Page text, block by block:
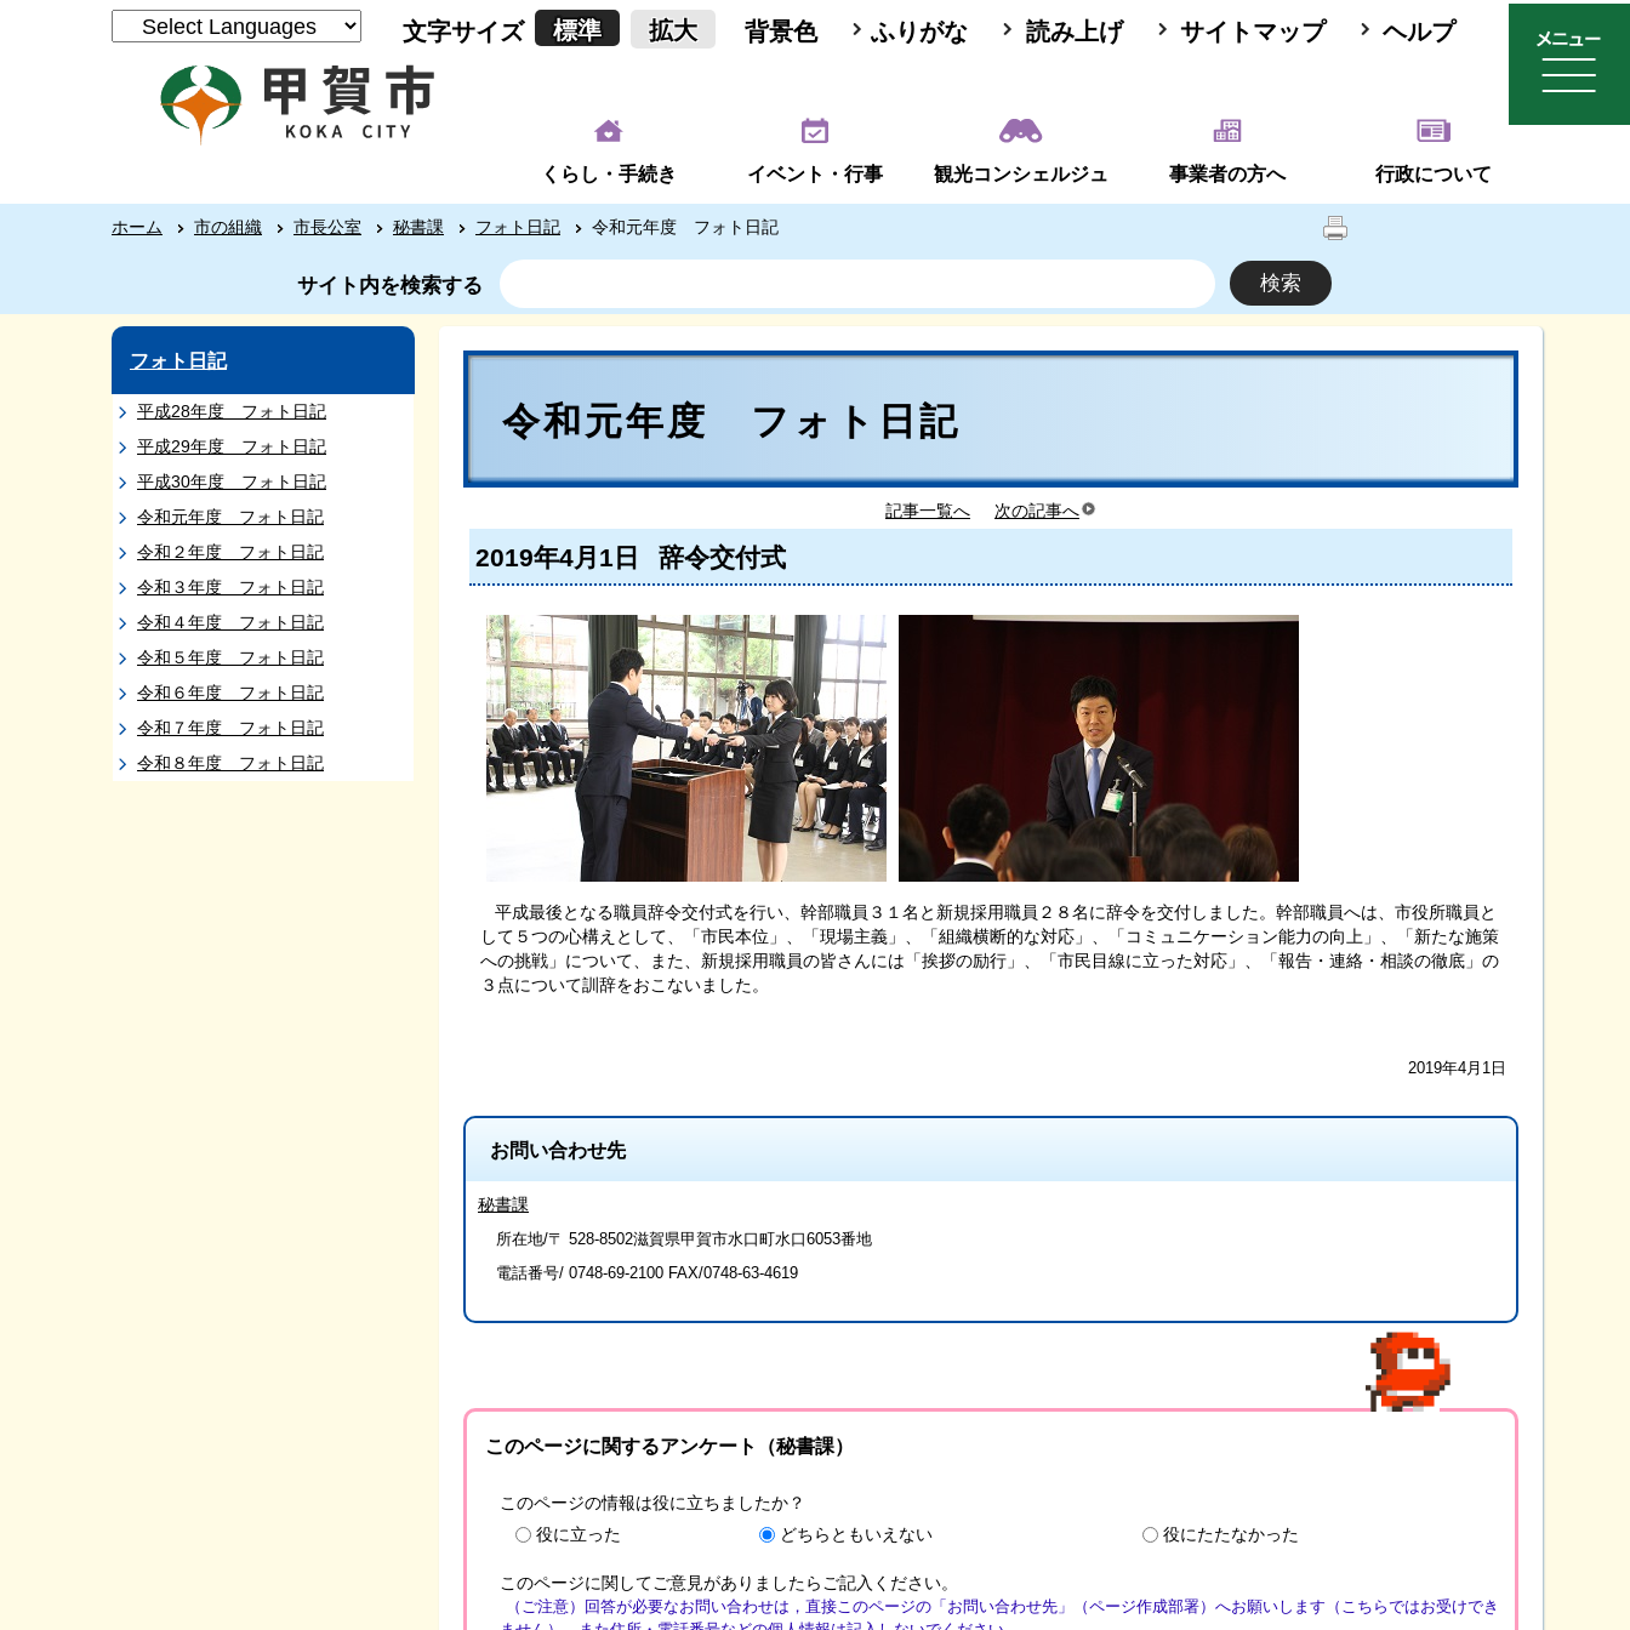
文字サイズ 標準 拡大 背景色 ふりがな 読み上げ サイトマップ ヘルプ
くらし・手続き イベント・行事 観光コンシェルジュ 事業者の方へ 行政について
ホーム 市の組織 市長公室 秘書課 フォト日記 令和元年度 フォト日記
サイト内を検索する
フォト日記
平成28年度 フォト日記
平成29年度 フォト日記
平成30年度 フォト日記
令和元年度 フォト日記
令和２年度 フォト日記
令和３年度 フォト日記
令和４年度 フォト日記
令和５年度 フォト日記
令和６年度 フォト日記
令和７年度 フォト日記
令和８年度 フォト日記
令和元年度 フォト日記
記事一覧へ 次の記事へ
2019年4月1日 辞令交付式
平成最後となる職員辞令交付式を行い、幹部職員３１名と新規採用職員２８名に辞令を交付しました。幹部職員へは、市役所職員と
して５つの心構えとして、「市民本位」、「現場主義」、「組織横断的な対応」、「コミュニケーション能力の向上」、「新たな施策
への挑戦」について、また、新規採用職員の皆さんには「挨拶の励行」、「市民目線に立った対応」、「報告・連絡・相談の徹底」の
３点について訓辞をおこないました。
2019年4月1日
お問い合わせ先
秘書課
所在地/〒 528-8502滋賀県甲賀市水口町水口6053番地
電話番号/ 0748-69-2100 FAX/0748-63-4619
このページに関するアンケート（秘書課）
このページの情報は役に立ちましたか？
役に立った
どちらともいえない 役にたたなかった
このページに関してご意見がありましたらご記入ください。
（ご注意）回答が必要なお問い合わせは，直接このページの「お問い合わせ先」（ページ作成部署）へお願いします（こちらではお受けでき